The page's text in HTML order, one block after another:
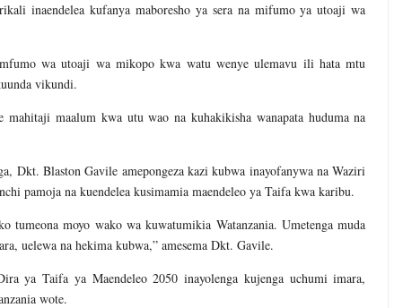
inaendelea kufanya maboresho ya sera na mifumo ya utoaji wa
wa utoaji wa mikopo kwa watu wenye ulemavu ili hata mtu
vikundi.
mahitaji maalum kwa utu wao na kuhakikisha wanapata huduma na
Dkt. Blaston Gavile amepongeza kazi kubwa inayofanywa na Waziri
pamoja na kuendelea kusimamia maendeleo ya Taifa kwa karibu.
moyo wako wa kuwatumikia Watanzania. Umetenga muda
uelewa na hekima kubwa,” amesema Dkt. Gavile.
ya Taifa ya Maendeleo 2050 inayolenga kujenga uchumi imara,
wote.